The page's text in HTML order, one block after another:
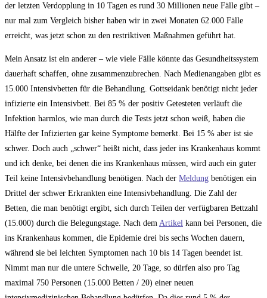
der letzten Verdopplung in 10 Tagen es rund 30 Millionen neue Fälle gibt –
nur mal zum Vergleich bisher haben wir in zwei Monaten 62.000 Fälle
erreicht, was jetzt schon zu den restriktiven Maßnahmen geführt hat.
Mein Ansatz ist ein anderer – wie viele Fälle könnte das Gesundheitssystem
dauerhaft schaffen, ohne zusammenzubrechen. Nach Medienangaben gibt es
15.000 Intensivbetten für die Behandlung. Gottseidank benötigt nicht jeder
infizierte ein Intensivbett. Bei 85 % der positiv Getesteten verläuft die
Infektion harmlos, wie man durch die Tests jetzt schon weiß, haben die
Hälfte der Infizierten gar keine Symptome bemerkt. Bei 15 % aber ist sie
schwer. Doch auch „schwer“ heißt nicht, dass jeder ins Krankenhaus kommt
und ich denke, bei denen die ins Krankenhaus müssen, wird auch ein guter
Teil keine Intensivbehandlung benötigen. Nach der Meldung benötigen ein
Drittel der schwer Erkrankten eine Intensivbehandlung. Die Zahl der
Betten, die man benötigt ergibt, sich durch Teilen der verfügbaren Bettzahl
(15.000) durch die Belegungstage. Nach dem Artikel kann bei Personen, die
ins Krankenhaus kommen, die Epidemie drei bis sechs Wochen dauern,
während sie bei leichten Symptomen nach 10 bis 14 Tagen beendet ist.
Nimmt man nur die untere Schwelle, 20 Tage, so dürfen also pro Tag
maximal 750 Personen (15.000 Betten / 20) einer neuen